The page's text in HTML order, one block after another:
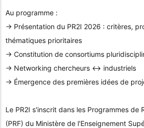
Au programme :
→ Présentation du PR2I 2026 : critères,
thématiques prioritaires
→ Constitution de consortiums
→ Networking chercheurs ↔ industriels
→ Émergence des premières idées de
Le PR2I s'inscrit dans les Programmes de
(PRF) du Ministère de l'Enseignement